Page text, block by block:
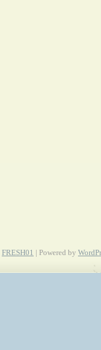
FRESH01 | Powered by